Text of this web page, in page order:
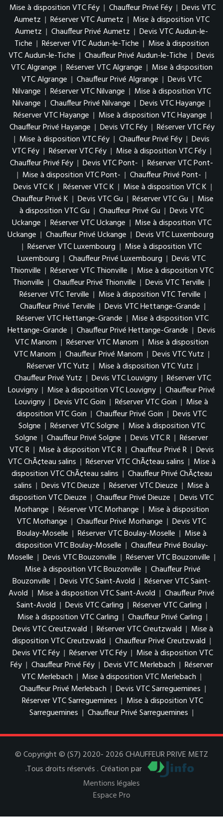
Mise à disposition VTC Féy | Chauffeur Privé Féy | Devis VTC
Aumetz | Réserver VTC Aumetz | Mise à disposition VTC
Aumetz | Chauffeur Privé Aumetz | Devis VTC Audun-le-
Tiche | Réserver VTC Audun-le-Tiche | Mise à disposition
VTC Audun-le-Tiche | Chauffeur Privé Audun-le-Tiche | Devis
VTC Algrange | Réserver VTC Algrange | Mise à disposition
VTC Algrange | Chauffeur Privé Algrange | Devis VTC
Nilvange | Réserver VTC Nilvange | Mise à disposition VTC
Nilvange | Chauffeur Privé Nilvange | Devis VTC Hayange |
Réserver VTC Hayange | Mise à disposition VTC Hayange |
Chauffeur Privé Hayange | Devis VTC Féy | Réserver VTC Féy
| Mise à disposition VTC Féy | Chauffeur Privé Féy | Devis
VTC Féy | Réserver VTC Féy | Mise à disposition VTC Féy |
Chauffeur Privé Féy | Devis VTC Pont- | Réserver VTC Pont-
| Mise à disposition VTC Pont- | Chauffeur Privé Pont- |
Devis VTC K | Réserver VTC K | Mise à disposition VTC K |
Chauffeur Privé K | Devis VTC Gu | Réserver VTC Gu | Mise
à disposition VTC Gu | Chauffeur Privé Gu | Devis VTC
Uckange | Réserver VTC Uckange | Mise à disposition VTC
Uckange | Chauffeur Privé Uckange | Devis VTC Luxembourg
| Réserver VTC Luxembourg | Mise à disposition VTC
Luxembourg | Chauffeur Privé Luxembourg | Devis VTC
Thionville | Réserver VTC Thionville | Mise à disposition VTC
Thionville | Chauffeur Privé Thionville | Devis VTC Terville |
Réserver VTC Terville | Mise à disposition VTC Terville |
Chauffeur Privé Terville | Devis VTC Hettange-Grande |
Réserver VTC Hettange-Grande | Mise à disposition VTC
Hettange-Grande | Chauffeur Privé Hettange-Grande | Devis
VTC Manom | Réserver VTC Manom | Mise à disposition
VTC Manom | Chauffeur Privé Manom | Devis VTC Yutz |
Réserver VTC Yutz | Mise à disposition VTC Yutz |
Chauffeur Privé Yutz | Devis VTC Louvigny | Réserver VTC
Louvigny | Mise à disposition VTC Louvigny | Chauffeur Privé
Louvigny | Devis VTC Goin | Réserver VTC Goin | Mise à
disposition VTC Goin | Chauffeur Privé Goin | Devis VTC
Solgne | Réserver VTC Solgne | Mise à disposition VTC
Solgne | Chauffeur Privé Solgne | Devis VTC R | Réserver
VTC R | Mise à disposition VTC R | Chauffeur Privé R | Devis
VTC ChÃ¢teau salins | Réserver VTC ChÃ¢teau salins | Mise à
disposition VTC ChÃ¢teau salins | Chauffeur Privé ChÃ¢teau
salins | Devis VTC Dieuze | Réserver VTC Dieuze | Mise à
disposition VTC Dieuze | Chauffeur Privé Dieuze | Devis VTC
Morhange | Réserver VTC Morhange | Mise à disposition
VTC Morhange | Chauffeur Privé Morhange | Devis VTC
Boulay-Moselle | Réserver VTC Boulay-Moselle | Mise à
disposition VTC Boulay-Moselle | Chauffeur Privé Boulay-
Moselle | Devis VTC Bouzonville | Réserver VTC Bouzonville |
Mise à disposition VTC Bouzonville | Chauffeur Privé
Bouzonville | Devis VTC Saint-Avold | Réserver VTC Saint-
Avold | Mise à disposition VTC Saint-Avold | Chauffeur Privé
Saint-Avold | Devis VTC Carling | Réserver VTC Carling |
Mise à disposition VTC Carling | Chauffeur Privé Carling |
Devis VTC Creutzwald | Réserver VTC Creutzwald | Mise à
disposition VTC Creutzwald | Chauffeur Privé Creutzwald |
Devis VTC Féy | Réserver VTC Féy | Mise à disposition VTC
Féy | Chauffeur Privé Féy | Devis VTC Merlebach | Réserver
VTC Merlebach | Mise à disposition VTC Merlebach |
Chauffeur Privé Merlebach | Devis VTC Sarreguemines |
Réserver VTC Sarreguemines | Mise à disposition VTC
Sarreguemines | Chauffeur Privé Sarreguemines |
© Copyright © (S7) 2020- 2026 CHAUFFEUR PRIVE METZ
.Tous droits réservés . Création par
Mentions légales
Espace Pro